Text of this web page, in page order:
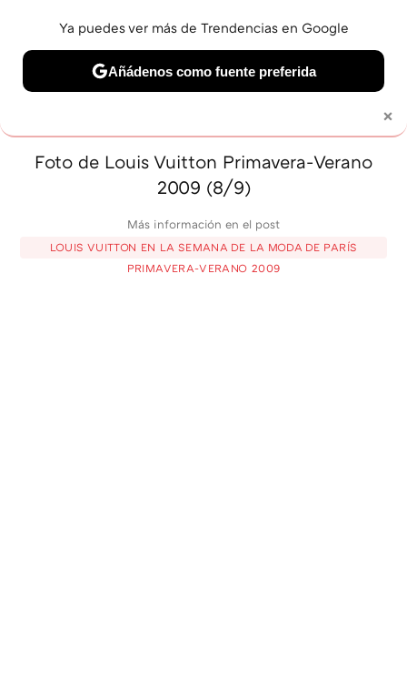
BELLEZA SHOPPING VIAJES GASTRO SNEAKERS
Foto de Louis Vuitton Primavera-Verano
2009 (8/9)
Más información en el post
LOUIS VUITTON EN LA SEMANA DE LA MODA DE PARÍS
PRIMAVERA-VERANO 2009
×
Ya puedes ver más de Trendencias en Google
Añádenos como fuente preferida